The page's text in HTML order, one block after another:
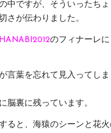
中ですが、そういったち
さが伝わりました。
のフィナーレ
言葉を忘れて見入ってし
脳裏に残っています。
ると、海猿のシーンと花